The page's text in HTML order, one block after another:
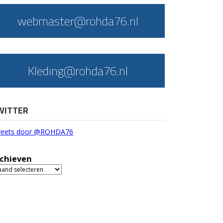
webmaster@rohda76.nl
Kleding@rohda76.nl
door @ROHDA76